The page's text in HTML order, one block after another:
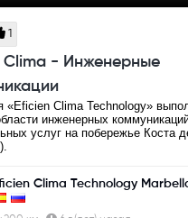
1
Сlima - Инженерные
«Eficiеn Сlima Technology»
инженерных
услуг на побережье Коста
Сlima Technology